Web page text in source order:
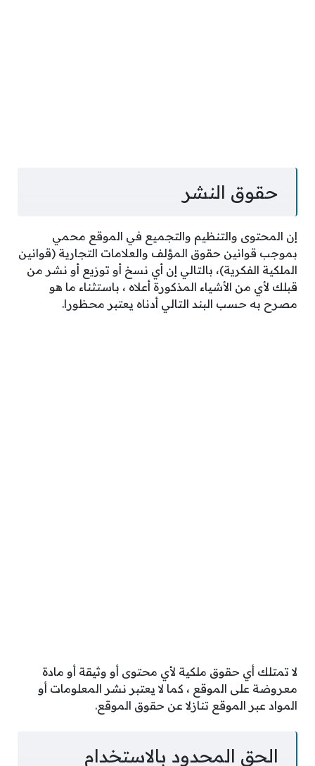
حقوق النشر
إن المحتوى والتنظيم والتجميع في الموقع محمي
بموجب قوانين حقوق المؤلف والعلامات التجارية (قوانين
الملكية الفكرية)، بالتالي إن أي نسخ أو توزيع أو نشر من
قبلك لأي من الأشياء المذكورة أعلاه ، باستثناء ما هو
مصرح به حسب البند التالي أدناه يعتبر محظورا.
لا تمتلك أي حقوق ملكية لأي محتوى أو وثيقة أو مادة
معروضة على الموقع ، كما لا يعتبر نشر المعلومات أو
المواد عبر الموقع تنازلا عن حقوق الموقع.
الحق المحدود بالاستخدام